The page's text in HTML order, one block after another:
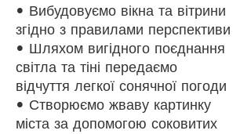
• Вибудовуємо вікна та вітрини
згідно з правилами перспективи
• Шляхом вигідного поєднання
світла та тіні передаємо
відчуття легкої сонячної погоди
• Створюємо жваву картинку
міста за допомогою соковитих